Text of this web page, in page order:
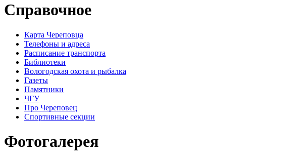
Справочное
Карта Череповца
Телефоны и адреса
Расписание транспорта
Библиотеки
Вологодская охота и рыбалка
Газеты
Памятники
ЧГУ
Про Череповец
Спортивные секции
Фотогалерея